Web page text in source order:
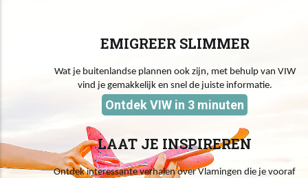
EMIGREER SLIMMER
Wat je buitenlandse plannen ook zijn, met behulp van VIW
vind je gemakkelijk en snel de juiste informatie.
Ontdek VIW in 3 minuten
LAAT JE INSPIREREN
Ontdek interessante verhalen over Vlamingen die je vooraf